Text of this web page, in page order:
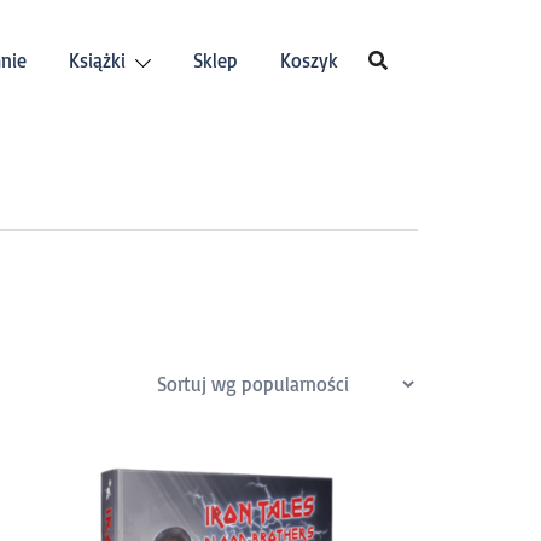
Książki Sklep Koszyk